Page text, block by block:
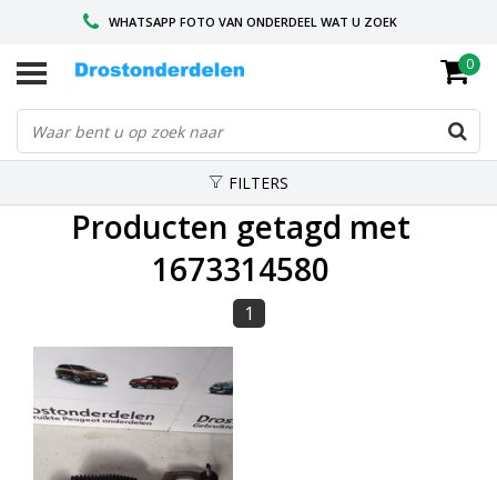
WHATSAPP FOTO VAN ONDERDEEL WAT U ZOEK
VOOR 16.00 BESTELD, VANDAAG VERZONDEN
GESPECIALISEERD PEUGEOT
0
FILTERS
Producten getagd met
1673314580
1